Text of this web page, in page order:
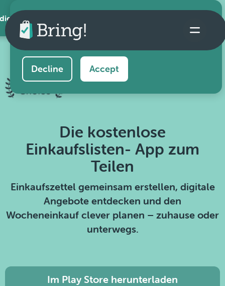
AppThis website uses cookies to ensure you get the
best experience on our website.
Decline Accept
Die kostenlose
Einkaufslisten- App zum
Teilen
Einkaufszettel gemeinsam erstellen, digitale
Angebote entdecken und den
Wocheneinkauf clever planen – zuhause oder
unterwegs.
Im Play Store herunterladen